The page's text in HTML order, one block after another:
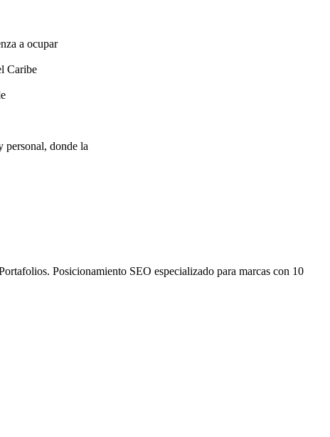
a ocupar
Caribe
personal, donde la
Posicionamiento SEO especializado para marcas con 10